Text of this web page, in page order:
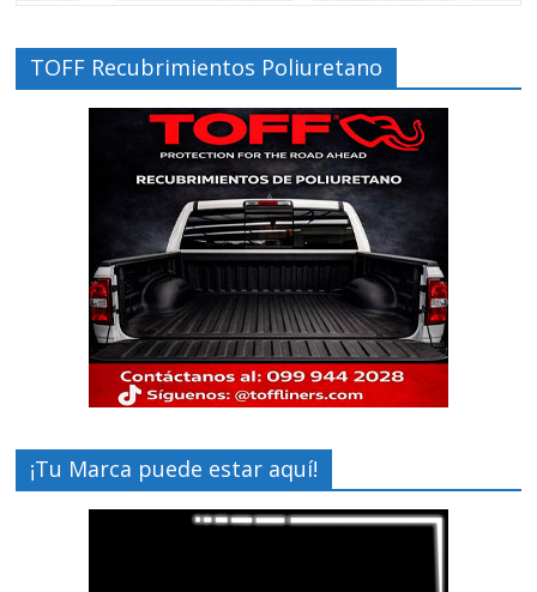
TOFF Recubrimientos Poliuretano
¡Tu Marca puede estar aquí!